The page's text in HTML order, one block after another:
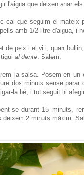
l'aigua que deixen anar
cal que seguim el mateix
amb 1/2 litre d'aigua, i
de peix i el vi i, quan
al dente. Salem.
la salsa. Posem en
dos minuts sense
la bé, i tot seguit hi
se durant 15 minuts,
deixem 2 minuts màxim.